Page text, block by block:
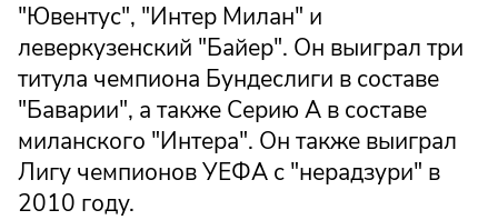
"Ювентус", "Интер Милан" и
леверкузенский "Байер". Он выиграл три
титула чемпиона Бундеслиги в составе
"Баварии", а также Серию А в составе
миланского "Интера". Он также выиграл
Лигу чемпионов УЕФА с "нерадзури" в
2010 году.